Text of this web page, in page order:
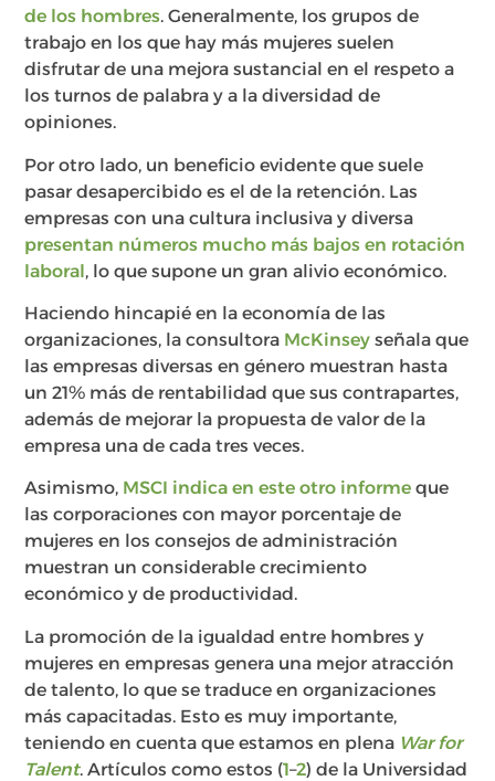
de los hombres. Generalmente, los grupos de
trabajo en los que hay más mujeres suelen
disfrutar de una mejora sustancial en el respeto a
los turnos de palabra y a la diversidad de
opiniones.
Por otro lado, un beneficio evidente que suele
pasar desapercibido es el de la retención. Las
empresas con una cultura inclusiva y diversa
presentan números mucho más bajos en rotación
laboral, lo que supone un gran alivio económico.
Haciendo hincapié en la economía de las
organizaciones, la consultora McKinsey señala que
las empresas diversas en género muestran hasta
un 21% más de rentabilidad que sus contrapartes,
además de mejorar la propuesta de valor de la
empresa una de cada tres veces.
Asimismo, MSCI indica en este otro informeque
las corporaciones con mayor porcentaje de
mujeres en los consejos de administración
muestran un considerable crecimiento
económico y de productividad.
La promoción de la igualdad entre hombres y
mujeres en empresas genera una mejor atracción
de talento, lo que se traduce en organizaciones
más capacitadas. Esto es muy importante,
teniendo en cuenta que estamos en plena War for
Talent. Artículos como estos (1–2) de la Universidad